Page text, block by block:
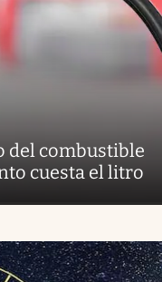
del combustible
cuesta el litro